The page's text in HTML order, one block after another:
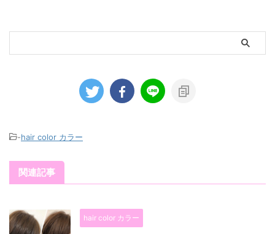
-hair color カラー
関連記事
hair color カラー